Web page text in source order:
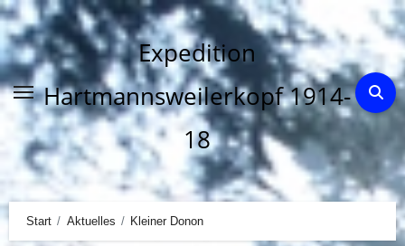
Zum
Inhalt
springen
Expedition
Hartmannsweilerkopf 1914-
18
Start Aktuelles Kleiner Donon